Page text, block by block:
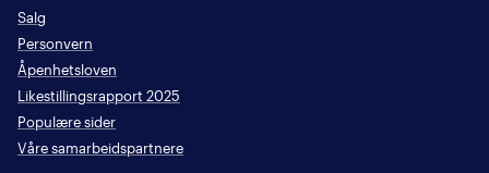
Salg
Personvern
Åpenhetsloven
Likestillingsrapport 2025
Populære sider
Våre samarbeidspartnere